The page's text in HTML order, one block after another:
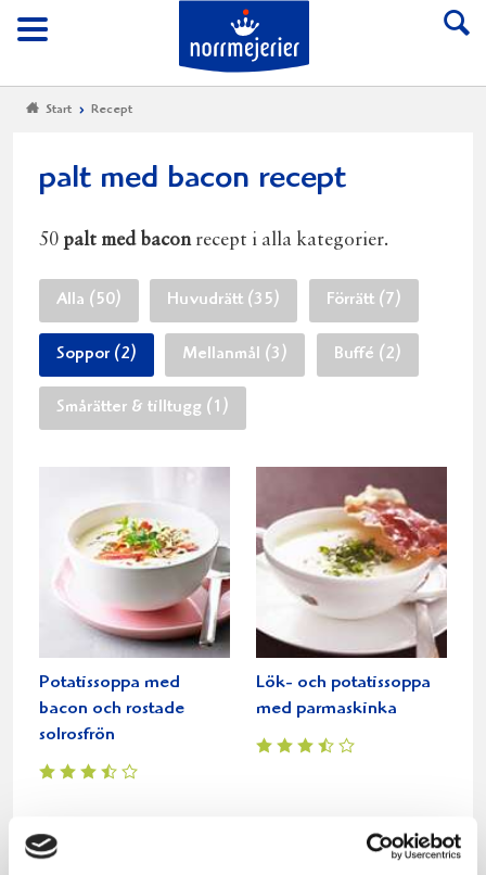
Meny
Till Norrmejerier
Start Recept
palt med bacon recept
50 palt med baconrecept i alla kategorier.
Alla (50) Huvudrätt (35) Förrätt (7)
Soppor (2) Mellanmål (3) Buffé (2)
Smårätter & tilltugg (1)
Potatissoppa med
bacon och rostade
solrosfrön
Lök- och potatissoppa
med parmaskinka
Relaterade recept:
bacon